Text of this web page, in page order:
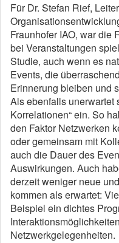
Für Dr. Stefan Rief,
Fraunhofer IAO, war die
bei Veranstaltungen
Studie, auch wenn es
Events, die
Erinnerung bleiben und
Als ebenfalls unerwartet
Korrelationen“ ein. So
den Faktor Netzwerken
oder gemeinsam mit
auch die Dauer des
Auswirkungen. Auch
derzeit weniger neue
kommen als erwartet:
Beispiel ein dichtes
Netzwerkgelegenheiten.